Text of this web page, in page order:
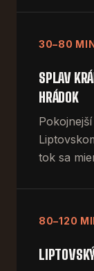
30–80
SPLAV
HRÁDOK
tok sa
80–120